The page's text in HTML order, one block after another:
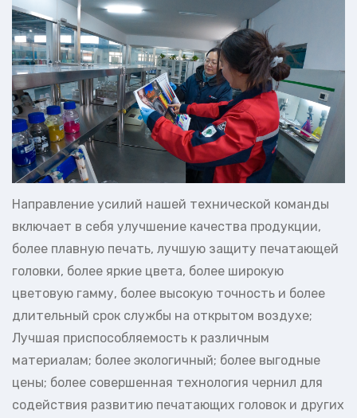
Направление усилий нашей технической команды
включает в себя улучшение качества продукции,
более плавную печать, лучшую защиту печатающей
головки, более яркие цвета, более широкую
цветовую гамму, более высокую точность и более
длительный срок службы на открытом воздухе;
Лучшая приспособляемость к различным
материалам; более экологичный; более выгодные
цены; более совершенная технология чернил для
содействия развитию печатающих головок и других